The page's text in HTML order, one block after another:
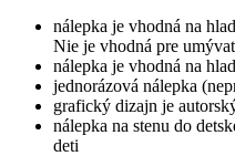
nálepka je vhodná na
Nie je vhodná pre
nálepka je vhodná na
jednorázová nálepka
grafický dizajn je
nálepka na stenu do
deti